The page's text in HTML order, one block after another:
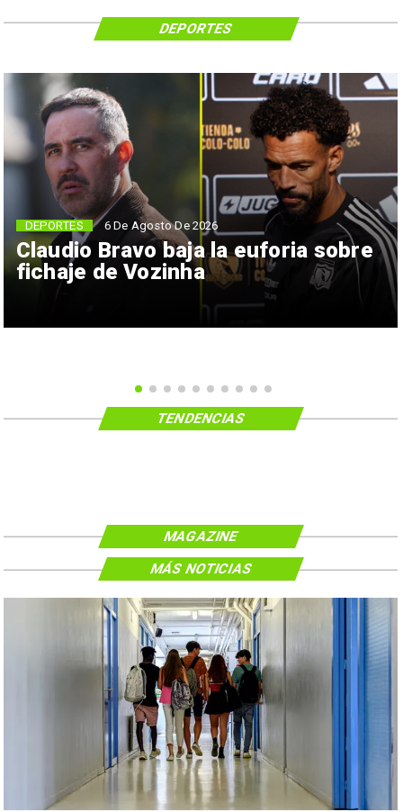
Claudio Bravo baja la euforia sobre
fichaje de Vozinha
DEPORTES 6 De Agosto De 2026
DEPORTES
TENDENCIAS
MAGAZINE
MÁS NOTICIAS